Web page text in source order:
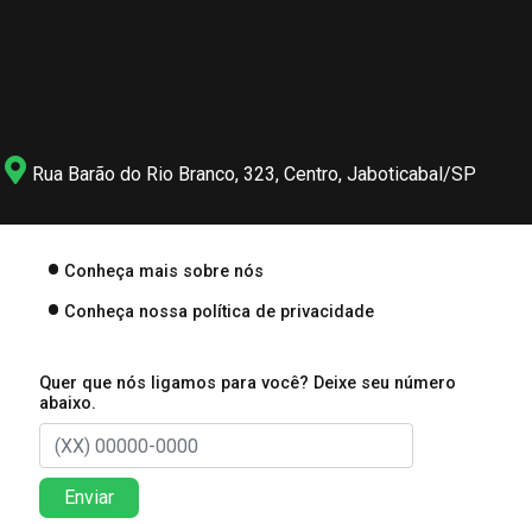
Rua Barão do Rio Branco, 323, Centro, Jaboticabal/SP
Conheça mais sobre nós
Conheça nossa política de privacidade
Quer que nós ligamos para você? Deixe seu número
abaixo.
Enviar